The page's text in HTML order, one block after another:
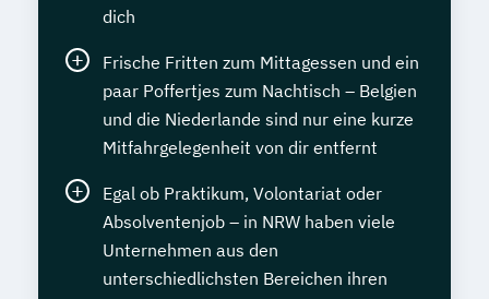
dich
Frische Fritten zum Mittagessen und ein
paar Poffertjes zum Nachtisch – Belgien
und die Niederlande sind nur eine kurze
Mitfahrgelegenheit von dir entfernt
Egal ob Praktikum, Volontariat oder
Absolventenjob – in NRW haben viele
Unternehmen aus den
unterschiedlichsten Bereichen ihren